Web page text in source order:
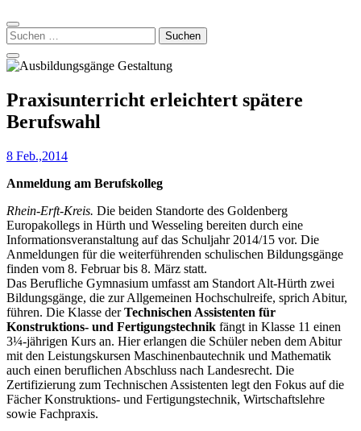
Suchen
nach:
Praxisunterricht erleichtert spätere
Berufswahl
8 Feb.,2014
Anmeldung am Berufskolleg
Rhein-Erft-Kreis. Die beiden Standorte des Goldenberg
Europakollegs in Hürth und Wesseling bereiten durch eine
Informationsveranstaltung auf das Schuljahr 2014/15 vor. Die
Anmeldungen für die weiterführenden schulischen Bildungsgänge
finden vom 8. Februar bis 8. März statt.
Das Berufliche Gymnasium umfasst am Standort Alt-Hürth zwei
Bildungsgänge, die zur Allgemeinen Hochschulreife, sprich Abitur,
führen. Die Klasse derTechnischen Assistenten für
Konstruktions- und Fertigungstechnik fängt in Klasse 11 einen
3¼-jährigen Kurs an. Hier erlangen die Schüler neben dem Abitur
mit den Leistungskursen Maschinenbautechnik und Mathematik
auch einen beruflichen Abschluss nach Landesrecht. Die
Zertifizierung zum Technischen Assistenten legt den Fokus auf die
Fächer Konstruktions- und Fertigungstechnik, Wirtschaftslehre
sowie Fachpraxis.